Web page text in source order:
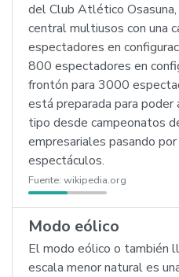
del Club Atlético Osasuna,
central multiusos con una
espectadores en
800 espectadores en
frontón para 3000
está preparada para
tipo desde campeonatos
empresariales pasando
espectáculos.
Fuente: wikipedia.org
Modo eólico
El modo eólico o también
escala menor natural es